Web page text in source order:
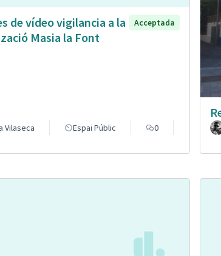
de vídeo vigilancia a la
Masia la Font
Acceptada
Vilaseca Espai Públic
0